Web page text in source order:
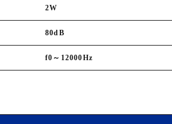
2W
80dB
f0～12000Hz